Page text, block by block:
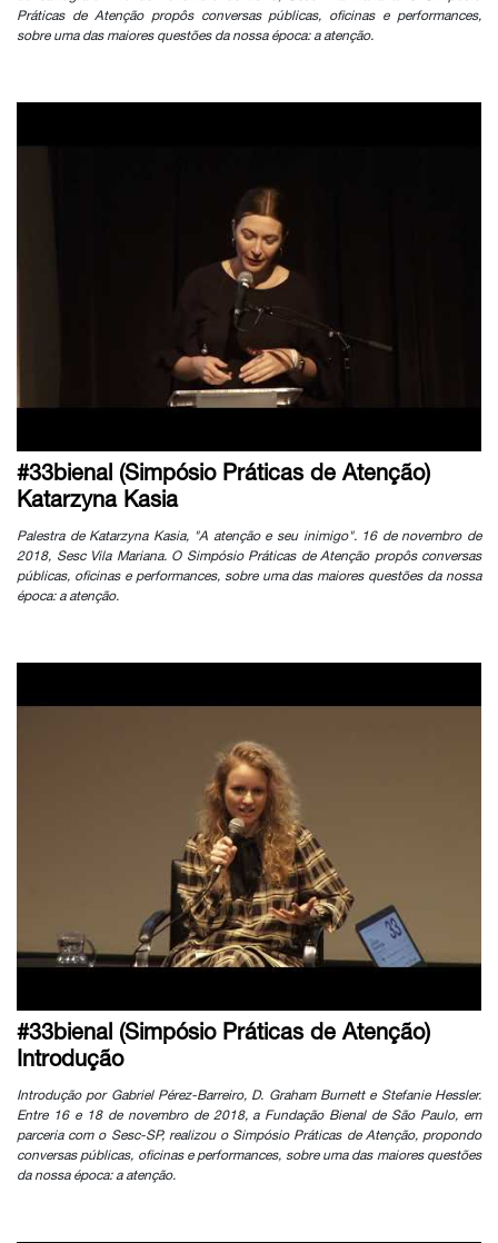
Práticas de Atenção propôs conversas públicas, oficinas e performances,
sobre uma das maiores questões da nossa época: a atenção.
#33bienal (Simpósio Práticas de Atenção)
Katarzyna Kasia
Palestra de Katarzyna Kasia, "A atenção e seu inimigo". 16 de novembro de
2018, Sesc Vila Mariana. O Simpósio Práticas de Atenção propôs conversas
públicas, oficinas e performances, sobre uma das maiores questões da nossa
época: a atenção.
#33bienal (Simpósio Práticas de Atenção)
Introdução
Introdução por Gabriel Pérez-Barreiro, D. Graham Burnett e Stefanie Hessler.
Entre 16 e 18 de novembro de 2018, a Fundação Bienal de São Paulo, em
parceria com o Sesc-SP, realizou o Simpósio Práticas de Atenção, propondo
conversas públicas, oficinas e performances, sobre uma das maiores questões
da nossa época: a atenção.